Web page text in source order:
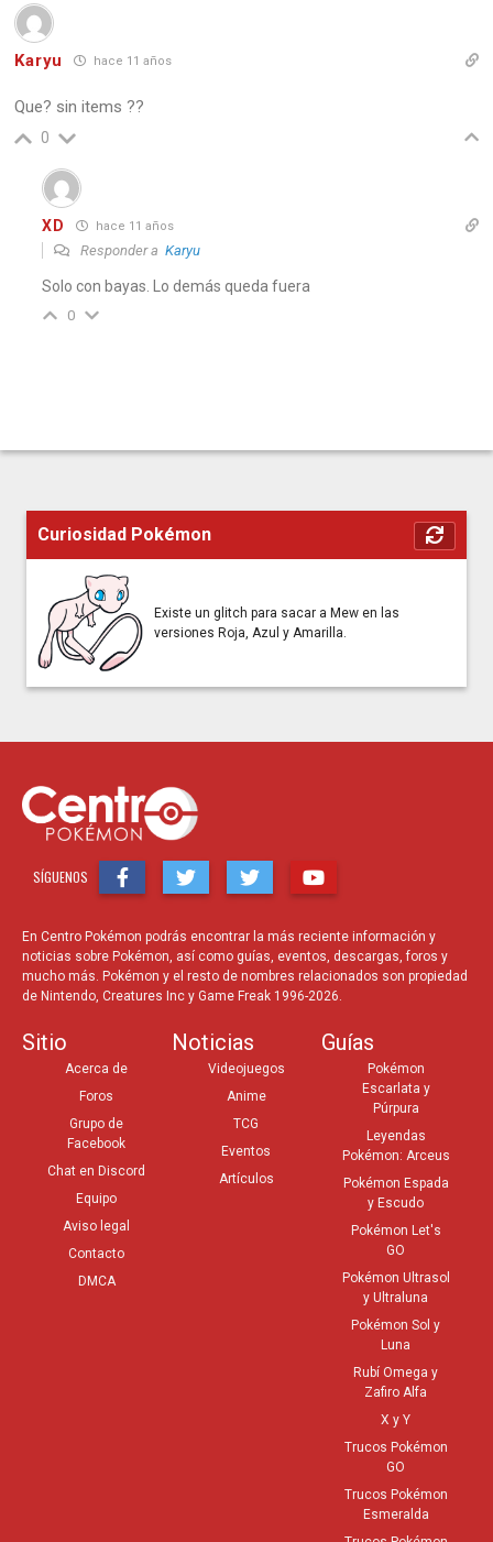
Karyu hace 11 años
Que? sin items ??
0
XD hace 11 años
Responder aKaryu
Solo con bayas. Lo demás queda fuera
0
Curiosidad Pokémon
Existe un glitch para sacar a Mew en las
versiones Roja, Azul y Amarilla.
SÍGUENOS
En Centro Pokémon podrás encontrar la más reciente información y
noticias sobre Pokémon, así como guías, eventos, descargas, foros y
mucho más. Pokémon y el resto de nombres relacionados son propiedad
de Nintendo, Creatures Inc y Game Freak 1996-2026.
Sitio
Acerca de
Foros
Grupo de
Facebook
Chat en Discord
Equipo
Aviso legal
Contacto
DMCA
Noticias
Videojuegos
Anime
TCG
Eventos
Artículos
Guías
Pokémon
Escarlata y
Púrpura
Leyendas
Pokémon: Arceus
Pokémon Espada
y Escudo
Pokémon Let's
GO
Pokémon Ultrasol
y Ultraluna
Pokémon Sol y
Luna
Rubí Omega y
Zafiro Alfa
X y Y
Trucos Pokémon
GO
Trucos Pokémon
Esmeralda